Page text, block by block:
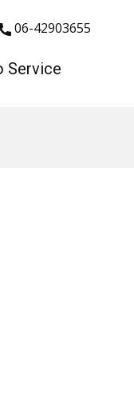
Service
06-42903655